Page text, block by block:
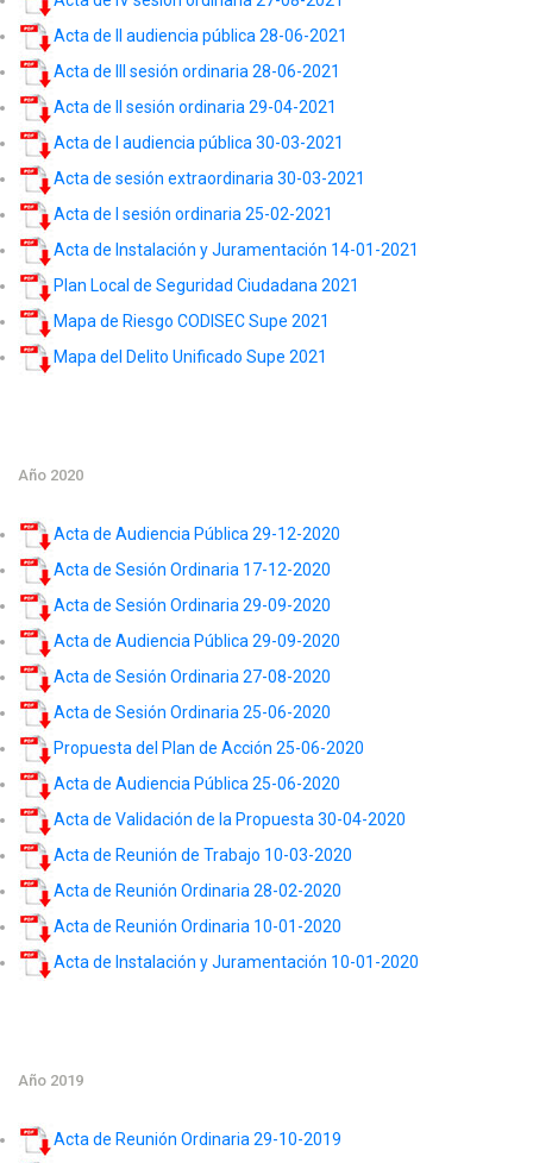
Acta de II audiencia pública 28-06-2021
Acta de III sesión ordinaria 28-06-2021
Acta de II sesión ordinaria 29-04-2021
Acta de I audiencia pública 30-03-2021
Acta de sesión extraordinaria 30-03-2021
Acta de I sesión ordinaria 25-02-2021
Acta de Instalación y Juramentación 14-01-2021
Plan Local de Seguridad Ciudadana 2021
Mapa de Riesgo CODISEC Supe 2021
Mapa del Delito Unificado Supe 2021
Año 2020
Acta de Audiencia Pública 29-12-2020
Acta de Sesión Ordinaria 17-12-2020
Acta de Sesión Ordinaria 29-09-2020
Acta de Audiencia Pública 29-09-2020
Acta de Sesión Ordinaria 27-08-2020
Acta de Sesión Ordinaria 25-06-2020
Propuesta del Plan de Acción 25-06-2020
Acta de Audiencia Pública 25-06-2020
Acta de Validación de la Propuesta 30-04-2020
Acta de Reunión de Trabajo 10-03-2020
Acta de Reunión Ordinaria 28-02-2020
Acta de Reunión Ordinaria 10-01-2020
Acta de Instalación y Juramentación 10-01-2020
Año 2019
Acta de Reunión Ordinaria 29-10-2019